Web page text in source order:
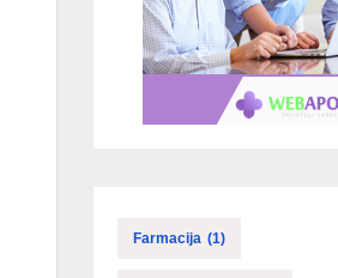
Farmacija (1)